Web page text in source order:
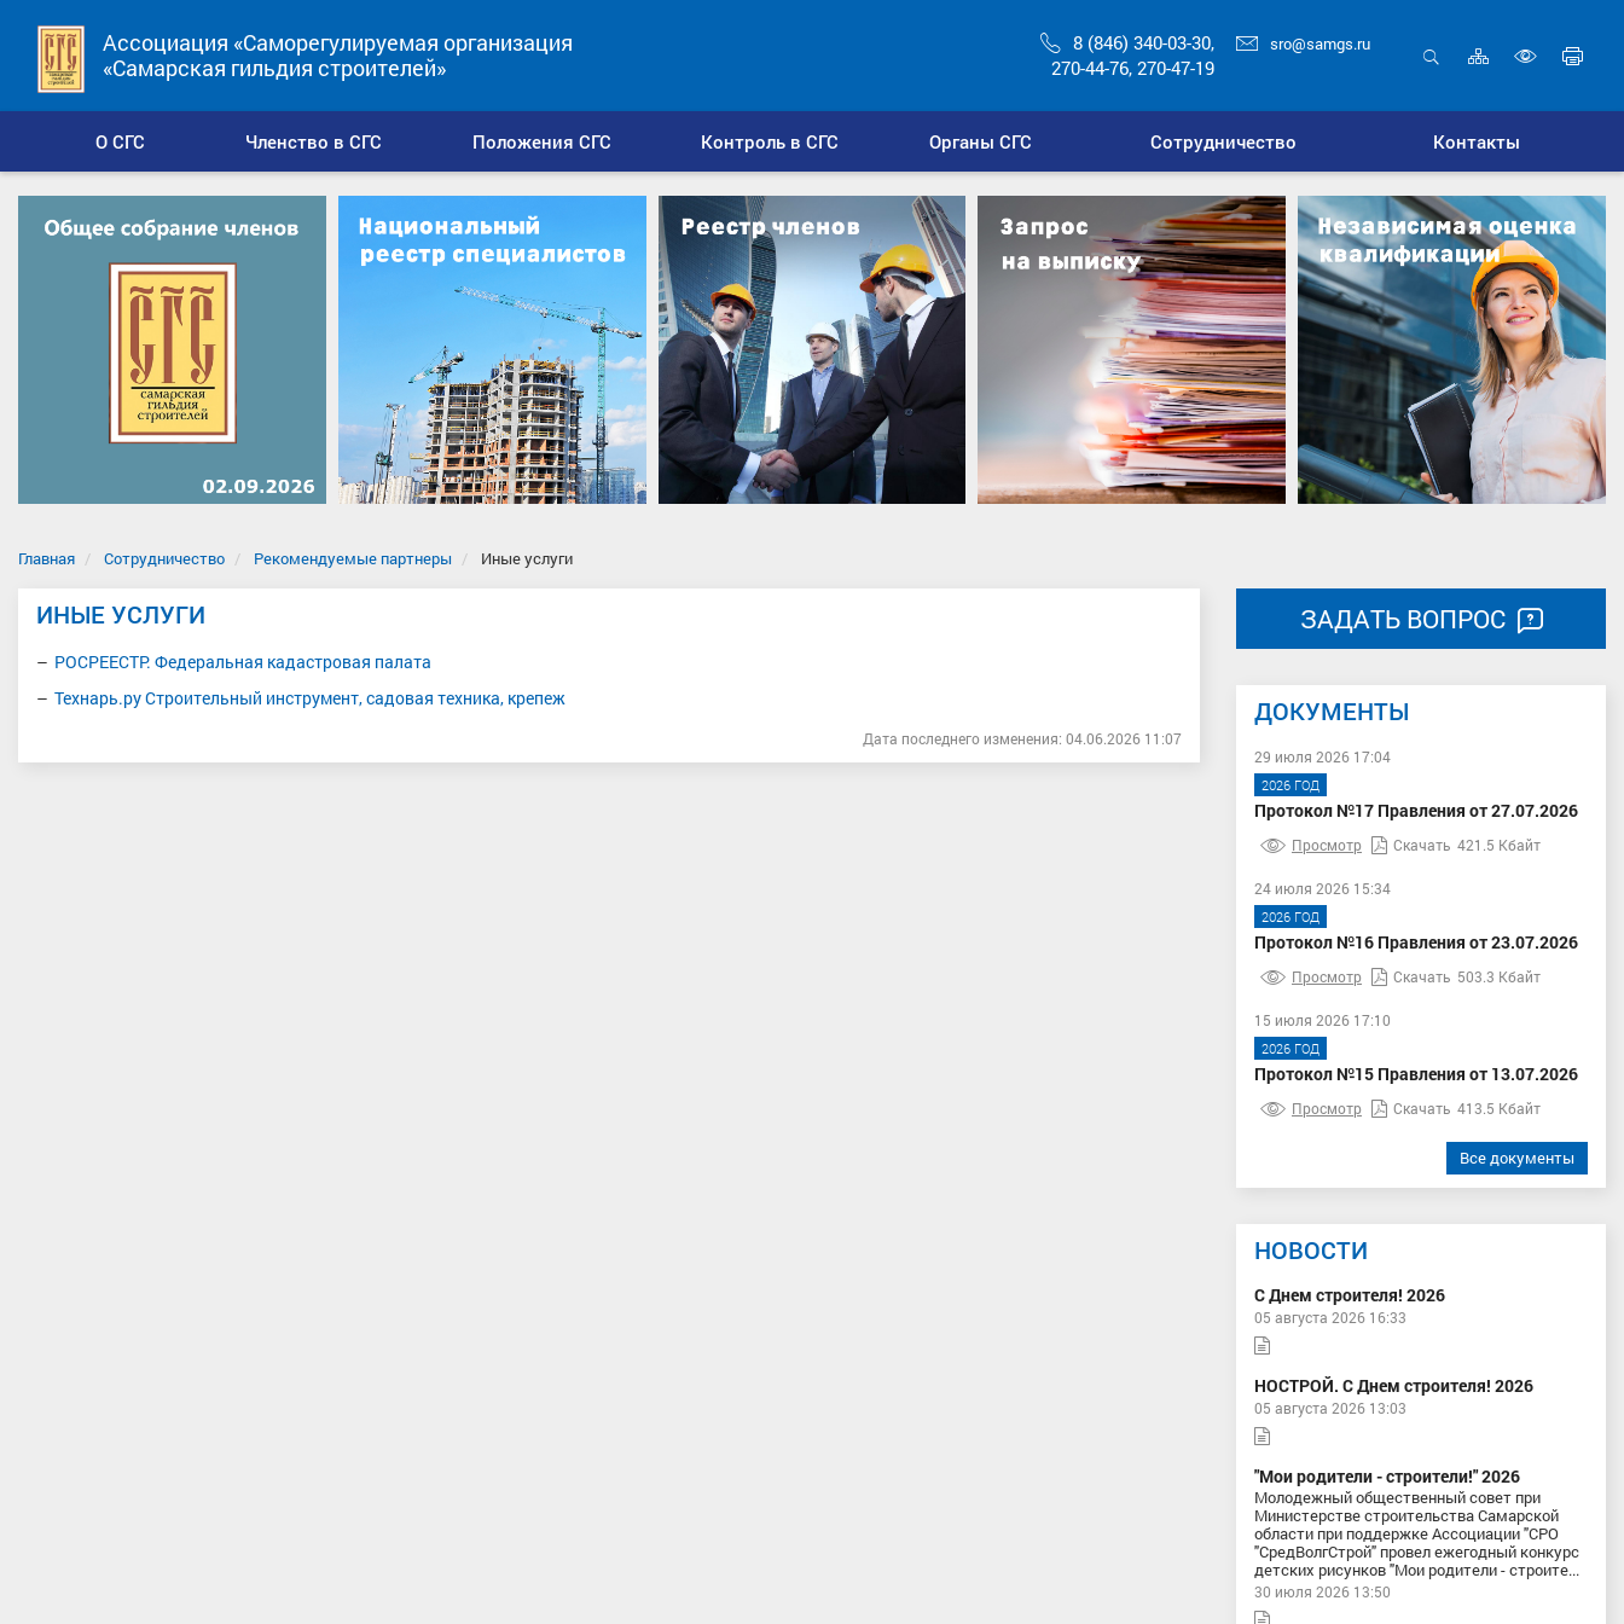
Ассоциация «Саморегулируемая организация
«Самарская гильдия строителей»
8 (846) 340-03-30,
270-44-76, 270-47-19
sro@samgs.ru Карта
сайта
О СГС Членство в СГС Положения СГС Контроль в СГС Органы СГС Сотрудничество Контакты
Главная Сотрудничество Рекомендуемые партнеры Иные услуги
ИНЫЕ УСЛУГИ
РОСРЕЕСТР. Федеральная кадастровая палата
Технарь.ру Строительный инструмент, садовая техника, крепеж
Дата последнего изменения: 04.06.2026 11:07
ЗАДАТЬ ВОПРОС
ДОКУМЕНТЫ
29 июля 2026 17:04
2026 ГОД
Протокол №17 Правления от 27.07.2026
Просмотр Скачать 421.5 Кбайт
24 июля 2026 15:34
2026 ГОД
Протокол №16 Правления от 23.07.2026
Просмотр Скачать 503.3 Кбайт
15 июля 2026 17:10
2026 ГОД
Протокол №15 Правления от 13.07.2026
Просмотр Скачать 413.5 Кбайт
Все документы
НОВОСТИ
С Днем строителя! 2026
05 августа 2026 16:33
НОСТРОЙ. С Днем строителя! 2026
05 августа 2026 13:03
"Мои родители - строители!" 2026
Молодежный общественный совет при
Министерстве строительства Самарской
области при поддержке Ассоциации "СРО
"СредВолгСтрой" провел ежегодный конкурс
детских рисунков "Мои родители - строите...
30 июля 2026 13:50